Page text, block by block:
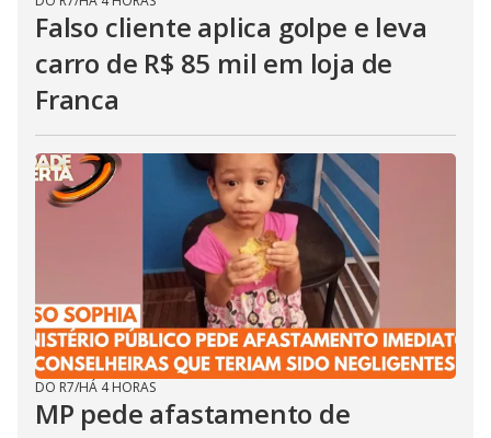
Falso cliente aplica golpe e leva
carro de R$ 85 mil em loja de
Franca
DO R7/HÁ 4 HORAS
MP pede afastamento de